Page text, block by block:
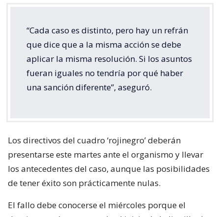
“Cada caso es distinto, pero hay un refrán
que dice que a la misma acción se debe
aplicar la misma resolución. Si los asuntos
fueran iguales no tendría por qué haber
una sanción diferente”, aseguró.
Los directivos del cuadro ‘rojinegro’ deberán
presentarse este martes ante el organismo y llevar
los antecedentes del caso, aunque las posibilidades
de tener éxito son prácticamente nulas.
El fallo debe conocerse el miércoles porque el